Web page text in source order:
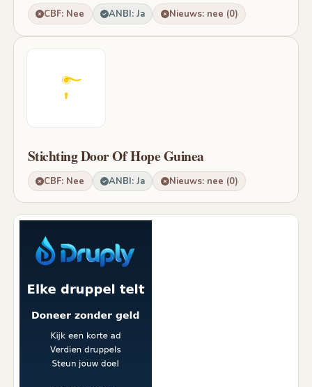
CBF: Nee ANBI: Ja Nieuws: nee (0)
Stichting Door Of Hope Guinea
CBF: Nee ANBI: Ja Nieuws: nee (0)